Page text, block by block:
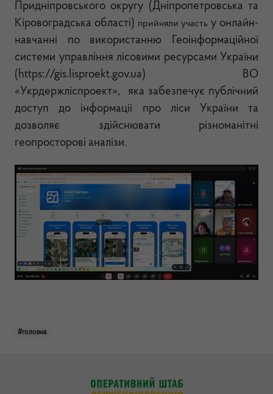
Придніпровського округу (Дніпропетровська та
Кіровоградська області) прийняли участьу онлайн-
навчанні по використанню Геоінформаційної
системи управління лісовими ресурсами України
(https://gis.lisproekt.gov.ua) ВО
«Укрдержліспроект»,
яка забезпечує публічний
доступ до інформації про ліси України та
дозволяє здійснювати різноманітні
геопросторові аналізи.
#головна